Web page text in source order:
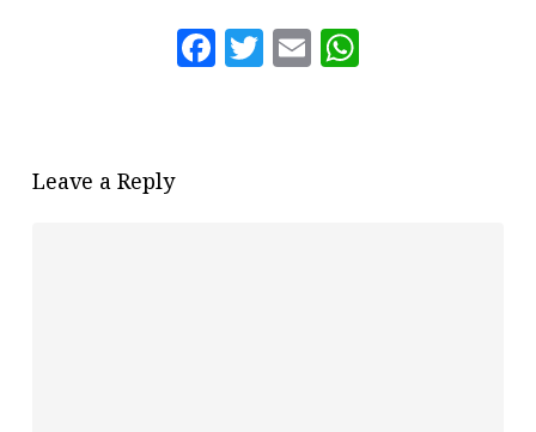
Facebook
Twitter
Email
Leave a Reply